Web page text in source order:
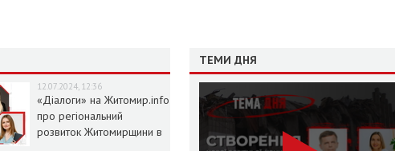
12.07.2024, 12:36
«Діалоги» на Житомир.info
про регіональний
розвиток Житомирщини в
ТЕМИ ДНЯ